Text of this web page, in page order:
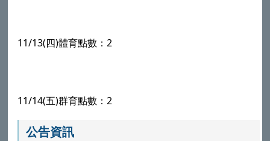
11/13(四)體育點數：2
11/14(五)群育點數：2
公告資訊